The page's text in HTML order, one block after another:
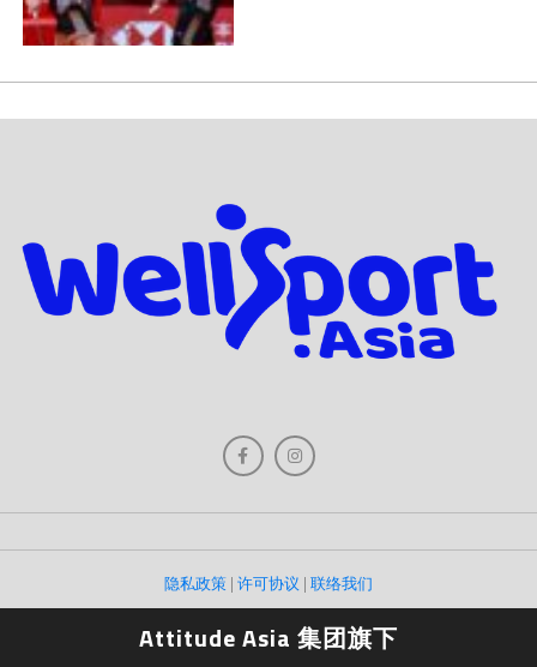
隐私政策 | 许可协议 | 联络我们
Attitude Asia 集团旗下